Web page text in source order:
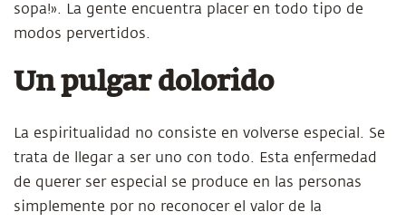
sopa!». La gente encuentra placer en todo tipo de
modos pervertidos.
Un pulgar dolorido
La espiritualidad no consiste en volverse especial. Se
trata de llegar a ser uno con todo. Esta enfermedad
de querer ser especial se produce en las personas
simplemente por no reconocer el valor de la